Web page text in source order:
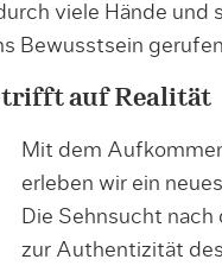
viele Hände und
Bewusstsein
trifft auf Realität
Mit dem
erleben wir ein
Die Sehnsucht nach
zur Authentizität